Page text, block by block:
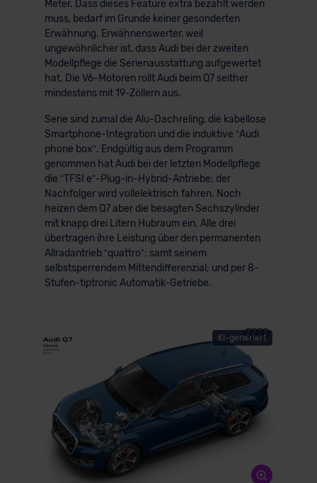
Meter. Dass dieses Feature extra bezahlt werden
muss, bedarf im Grunde keiner gesonderten
Erwähnung. Erwähnenswerter, weil
ungewöhnlicher ist, dass Audi bei der zweiten
Modellpflege die Serienausstattung aufgewertet
hat. Die V6-Motoren rollt Audi beim Q7 seither
mindestens mit 19-Zöllern aus.
Serie sind zumal die Alu-Dachreling, die kabellose
Smartphone-Integration und die induktive “Audi
phone box”. Endgültig aus dem Programm
genommen hat Audi bei der letzten Modellpflege
die “TFSI e”-Plug-in-Hybrid-Antriebe; der
Nachfolger wird vollelektrisch fahren. Noch
heizen dem Q7 aber die besagten Sechszylinder
mit knapp drei Litern Hubraum ein. Alle drei
übertragen ihre Leistung über den permanenten
Allradantrieb “quattro”: samt seinem
selbstsperrendem Mittendifferenzial; und per 8-
Stufen-tiptronic Automatik-Getriebe.
KI-generiert